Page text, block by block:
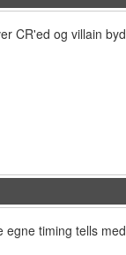
CR'ed og villain
timing tells